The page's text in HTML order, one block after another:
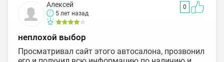
Алексей
5 лет назад
0
неплохой выбор
Просматривал сайт этого автосалона, прозвонил